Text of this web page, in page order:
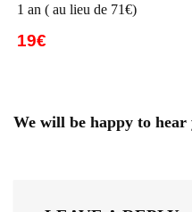
1 an ( au lieu de 71€)
19€
We will be happy to